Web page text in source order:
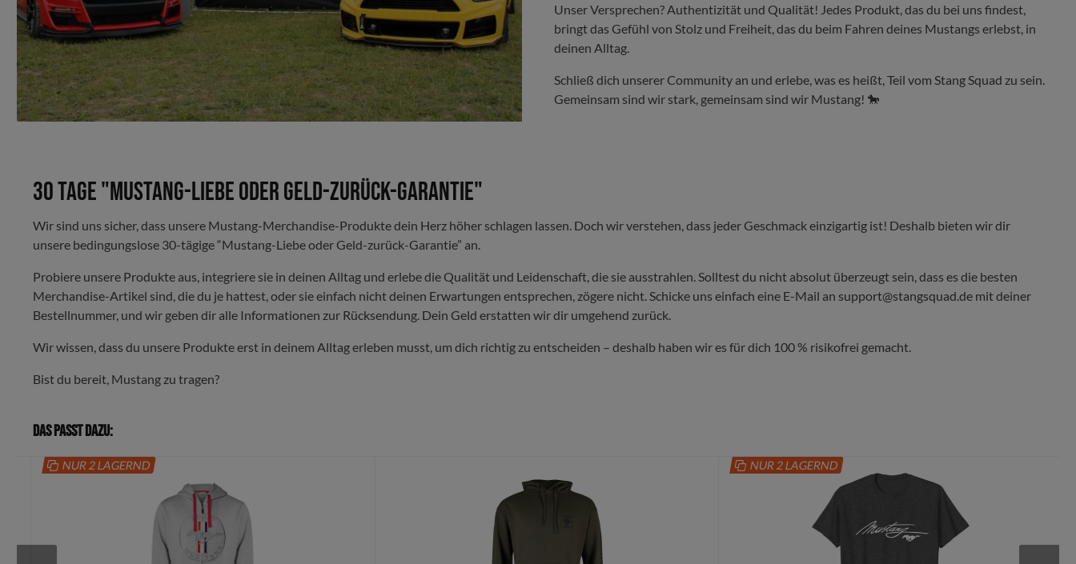
Unser Versprechen? Authentizität und Qualität! Jedes Produkt, das du bei uns findest,
bringt das Gefühl von Stolz und Freiheit, das du beim Fahren deines Mustangs erlebst, in
deinen Alltag.
Schließ dich unserer Community an und erlebe, was es heißt, Teil vom Stang Squad zu sein.
Gemeinsam sind wir stark, gemeinsam sind wir Mustang! 🐎
30 Tage "Mustang-Liebe oder Geld-zurück-Garantie"
Wir sind uns sicher, dass unsere Mustang-Merchandise-Produkte dein Herz höher schlagen lassen. Doch wir verstehen, dass jeder Geschmack einzigartig ist! Deshalb bieten wir dir
unsere bedingungslose 30-tägige “Mustang-Liebe oder Geld-zurück-Garantie” an.
Probiere unsere Produkte aus, integriere sie in deinen Alltag und erlebe die Qualität und Leidenschaft, die sie ausstrahlen. Solltest du nicht absolut überzeugt sein, dass es die besten
Merchandise-Artikel sind, die du je hattest, oder sie einfach nicht deinen Erwartungen entsprechen, zögere nicht. Schicke uns einfach eine E-Mail an support@stangsquad.de mit deiner
Bestellnummer, und wir geben dir alle Informationen zur Rücksendung. Dein Geld erstatten wir dir umgehend zurück.
Wir wissen, dass du unsere Produkte erst in deinem Alltag erleben musst, um dich richtig zu entscheiden – deshalb haben wir es für dich 100 % risikofrei gemacht.
Bist du bereit, Mustang zu tragen?
Das passt dazu:
NUR 2 LAGERND NUR 2 LAGERND